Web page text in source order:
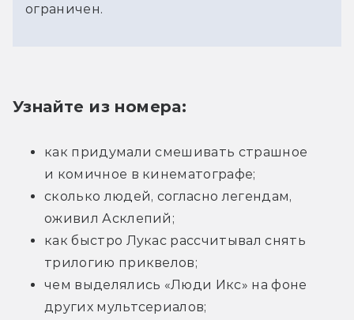
ограничен.
как придумали смешивать страшное
сколько людей, согласно легендам,
как быстро Лукас рассчитывал снять
чем выделялись «Люди Икс» на фоне